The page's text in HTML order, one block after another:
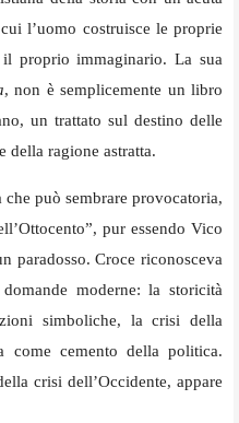
l’uomo costruisce le proprie
proprio immaginario. La sua
, non è semplicemente un libro
un trattato sul destino delle
ragione astratta.
può sembrare provocatoria,
pur essendo Vico
paradosso. Croce riconosceva
moderne: la storicità
simboliche, la crisi della
come cemento della politica.
crisi dell’Occidente, appare